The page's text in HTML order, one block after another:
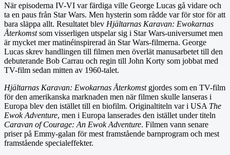
När episoderna IV-VI var färdiga ville George Lucas gå vidare och
ta en paus från Star Wars. Men hysterin som rådde var för stor för att
bara släppa allt. Resultatet blev Hjältarnas Karavan: Ewokarnas
Återkomstsom visserligen utspelar sig i Star Wars-universumet men
är mycket mer matinéinspirerad än Star Wars-filmerna. George
Lucas skrev handlingen till filmen men överlät manusarbetet till den
debuterande Bob Carrau och regin till John Korty som jobbat med
TV-film sedan mitten av 1960-talet.
Hjältarnas Karavan: Ewokarnas Återkomstgjordes som en TV-film
för den amerikanska marknaden men när filmen skulle lanseras i
Europa blev den istället till en biofilm. Originaltiteln var i USA The
Ewok Adventure, men i Europa lanserades den istället under titeln
Caravan of Courage: An Ewok Adventure. Filmen vann senare
priser på Emmy-galan för mest framstående barnprogram och mest
framstående specialeffekter.